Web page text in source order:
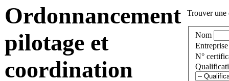
Ordonnancement
pilotage et
coordination
Trouver une
Nom
Entreprise
N°